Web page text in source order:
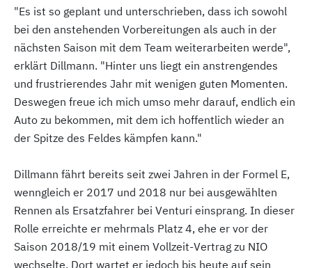
"Es ist so geplant und unterschrieben, dass ich sowohl
bei den anstehenden Vorbereitungen als auch in der
nächsten Saison mit dem Team weiterarbeiten werde",
erklärt Dillmann. "Hinter uns liegt ein anstrengendes
und frustrierendes Jahr mit wenigen guten Momenten.
Deswegen freue ich mich umso mehr darauf, endlich ein
Auto zu bekommen, mit dem ich hoffentlich wieder an
der Spitze des Feldes kämpfen kann."
Dillmann fährt bereits seit zwei Jahren in der Formel E,
wenngleich er 2017 und 2018 nur bei ausgewählten
Rennen als Ersatzfahrer bei Venturi einsprang. In dieser
Rolle erreichte er mehrmals Platz 4, ehe er vor der
Saison 2018/19 mit einem Vollzeit-Vertrag zu NIO
wechselte. Dort wartet er jedoch bis heute auf sein